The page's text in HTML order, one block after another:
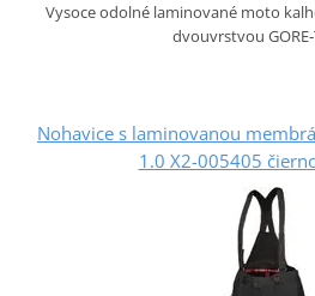
Vysoce odolné laminované moto
dvouvrstvou
Nohavice s laminovanou
1.0 X2-005405